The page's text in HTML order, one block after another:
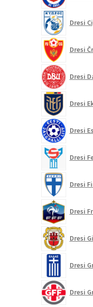
Dresi
Dresi
Dresi
Dresi
Dresi
Dresi
Dresi
Dresi
Dresi
Dresi
Dresi